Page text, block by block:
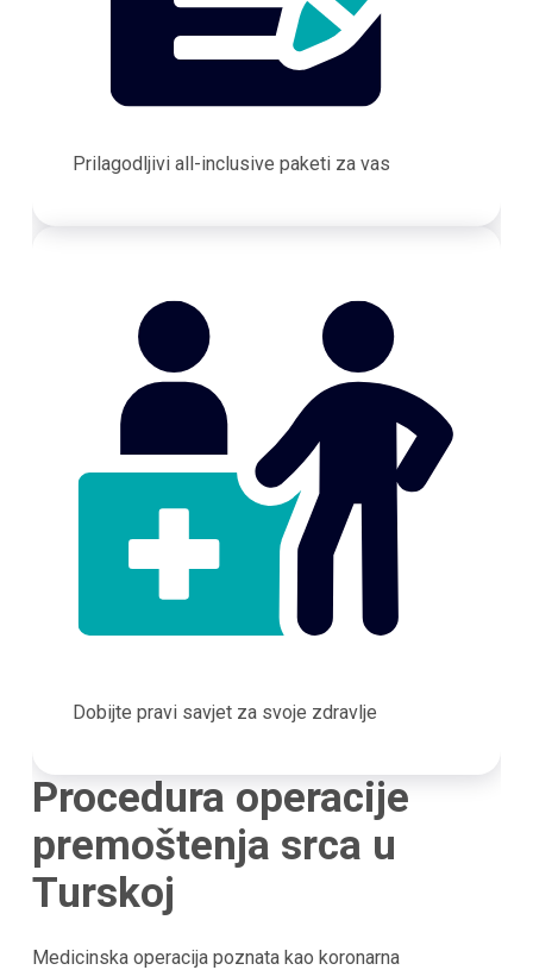
Prilagodljivi all-inclusive paketi za vas
Dobijte pravi savjet za svoje zdravlje
Procedura operacije
premoštenja srca u
Turskoj
Medicinska operacija poznata kao koronarna